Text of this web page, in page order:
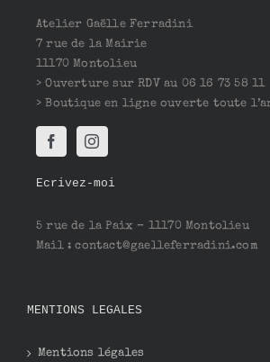
Atelier Gaëlle Ferradini
7 rue de la Mairie
11170 Montolieu
> Ouverture sur RDV au 06 16 73 58 11
> Boutique en ligne ouverte toute
Ecrivez-moi
5 rue de la Paix – 11170 Montolieu
Mail : contact@gaelleferradini.com
MENTIONS LEGALES
Mentions légales